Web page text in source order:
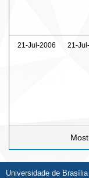
21-Jul-2006 21-
Universidade de